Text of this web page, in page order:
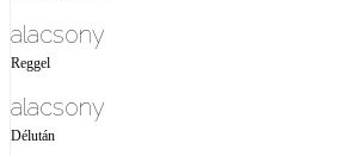
alacsony
Reggel
alacsony
Délután